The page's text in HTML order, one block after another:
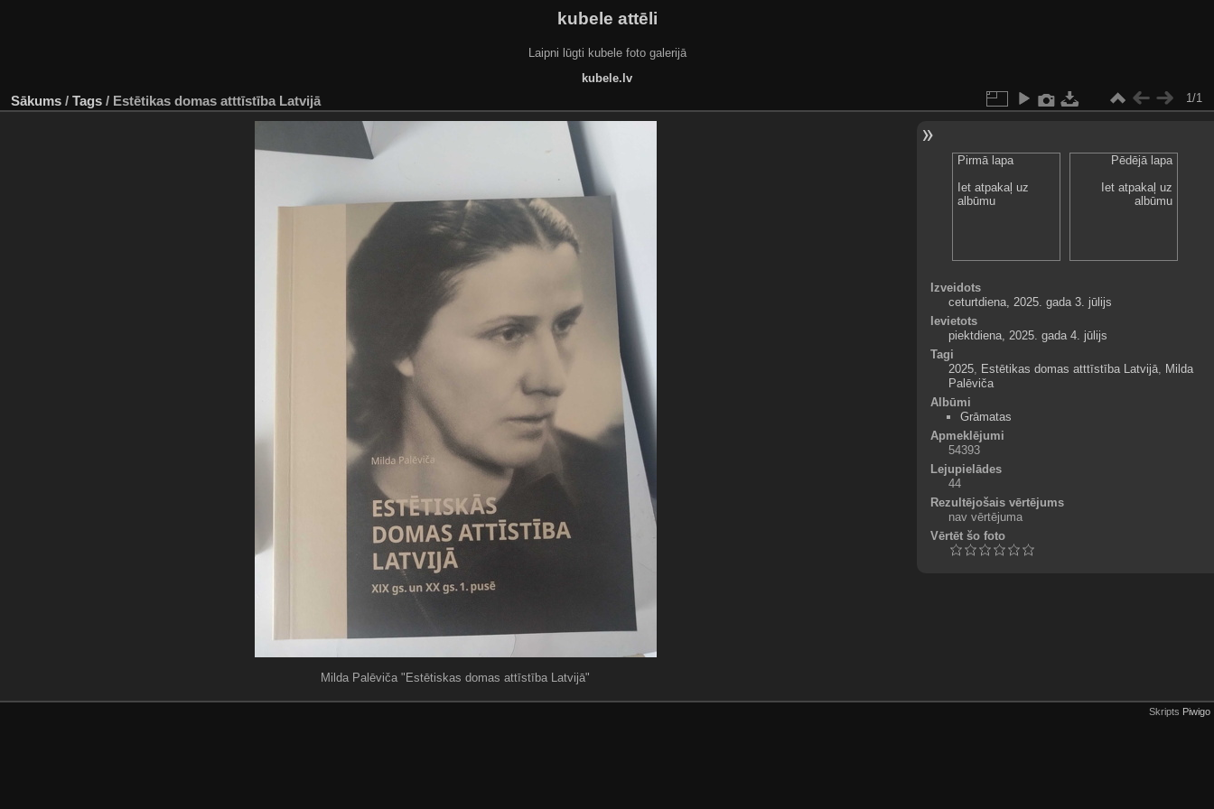
kubele attēli
Laipni lūgti kubele foto galerijā
kubele.lv
Sākums / Tags / Estētikas domas atttīstība Latvijā 1/1
Milda Palēviča "Estētiskas domas attīstība Latvijā"
Pirmā lapa
Iet atpakaļ uz
albūmu
Pēdējā lapa
Iet atpakaļ uz
albūmu
Izveidots
ceturtdiena, 2025. gada 3. jūlijs
Ievietots
piektdiena, 2025. gada 4. jūlijs
Tagi
2025, Estētikas domas atttīstība Latvijā, Milda
Palēviča
Albūmi
Grāmatas
Apmeklējumi
54393
Lejupielādes
44
Rezultējošais vērtējums
nav vērtējuma
Vērtēt šo foto
Skripts Piwigo